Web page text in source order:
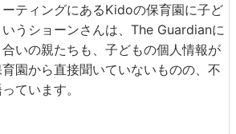
ティングにあるKidoの保育園に子ど
うショーンさんは、The Guardianに
いの親たちも、子どもの個人情報が
園から直接聞いていないものの、不
ています。